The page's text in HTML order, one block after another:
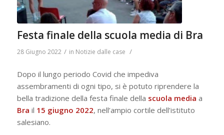
Festa finale della scuola media di Bra
28 Giugno 2022 / in Notizie dalle case /
Dopo il lungo periodo Covid che impediva
assembramenti di ogni tipo, si è potuto riprendere la
bella tradizione della festa finale della scuola media a
Bra il 15 giugno 2022, nell’ampio cortile dell’istituto
salesiano.